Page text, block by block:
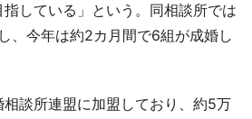
指している」という。同相談所では
、今年は約2カ月間で6組が成婚し
談所連盟に加盟しており、約5万